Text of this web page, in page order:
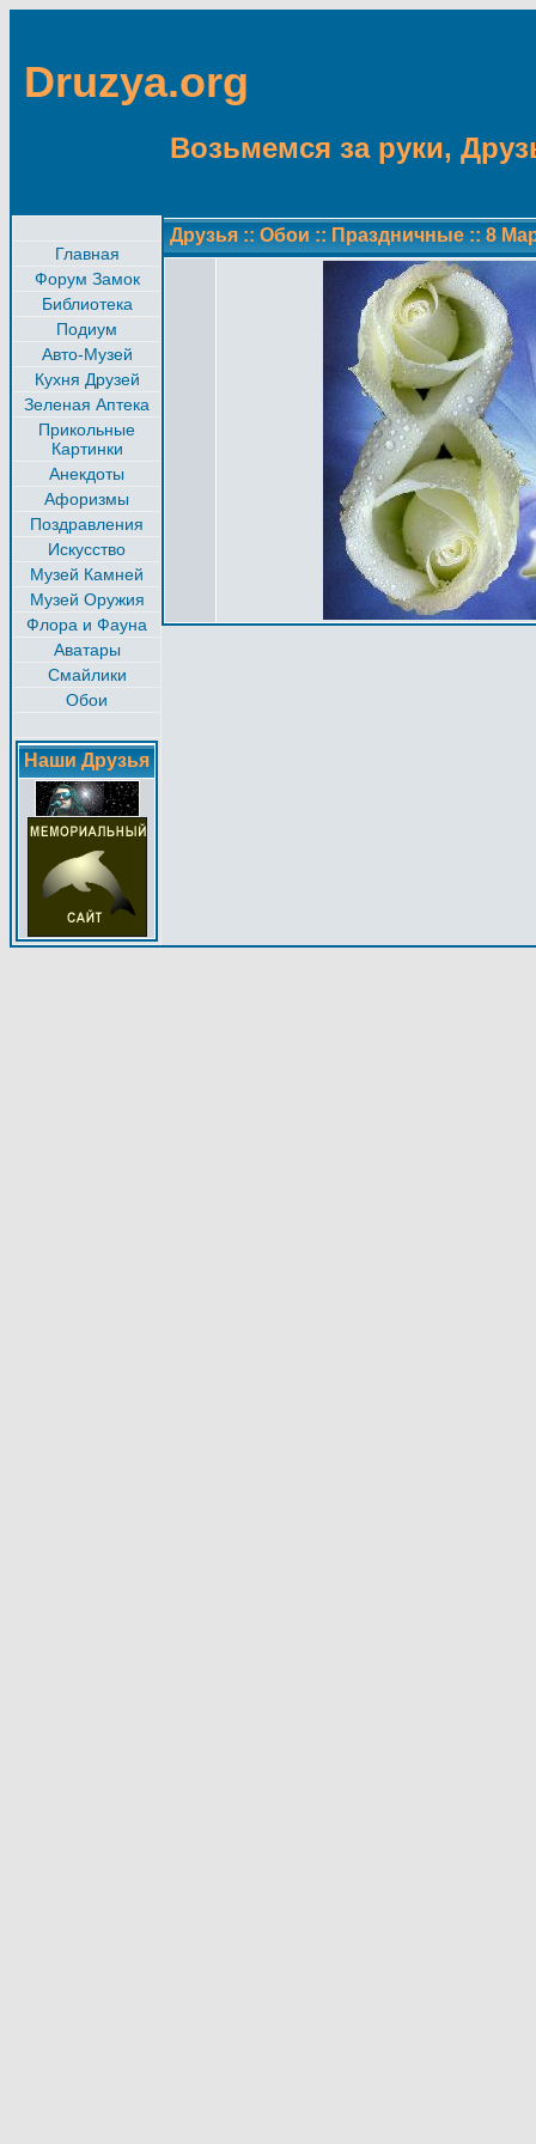
Druzya.org
Возьмемся за руки,
Главная
Форум Замок
Библиотека
Подиум
Авто-Музей
Кухня Друзей
Зеленая Аптека
Прикольные
Картинки
Анекдоты
Афоризмы
Поздравления
Искусство
Музей Камней
Музей Оружия
Флора и Фауна
Аватары
Смайлики
Обои
Наши Друзья
Друзья :: Обои :: Праздничные :: 8